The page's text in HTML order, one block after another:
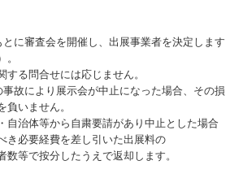
に審査会を開催し、出展事業者を決定します
る問合せには応じません。
故により展示会が中止になった場合、その損
いません。
治体等から自粛要請があり中止とした場合
き必要経費を差し引いた出展料の
等で按分したうえで返却します。